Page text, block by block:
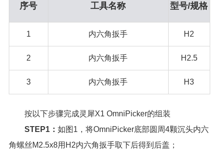
序号 工具名称 型号/规格
1 内六角扳手 H2
2 内六角扳手 H2.5
3 内六角扳手 H3
按以下步骤完成灵犀X1 OmniPicker的组装
STEP1： 如图1，将OmniPicker底部圆周4颗沉头内六
角螺丝M2.5x8用H2内六角扳手取下后得到后盖；